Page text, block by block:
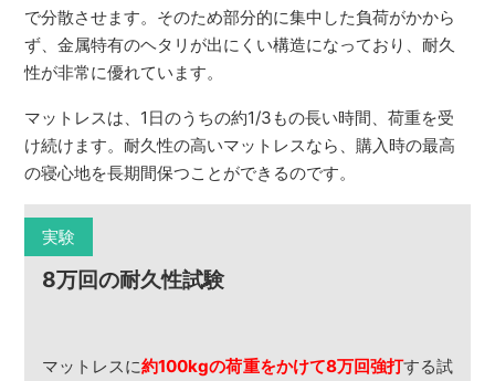
で分散させます。そのため部分的に集中した負荷がかから
ず、金属特有のヘタリが出にくい構造になっており、耐久
性が非常に優れています。
マットレスは、1日のうちの約1/3もの長い時間、荷重を受
け続けます。耐久性の高いマットレスなら、購入時の最高
の寝心地を長期間保つことができるのです。
実験
8万回の耐久性試験
マットレスに約100kgの荷重をかけて8万回強打する試